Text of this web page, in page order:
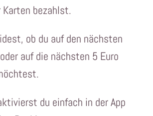
Karten bezahlst.
ob du auf den nächsten
auf die nächsten 5 Euro
du einfach in der App